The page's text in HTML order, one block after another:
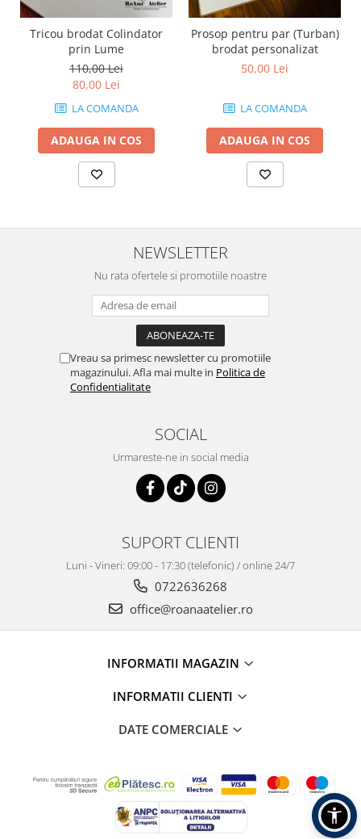
Tricou brodat Colindator
prin Lume
110,00 Lei
80,00 Lei
LA COMANDA
ADAUGA IN COS
Prosop pentru par (Turban)
brodat personalizat
50,00 Lei
LA COMANDA
ADAUGA IN COS
NEWSLETTER
Nu rata ofertele si promotiile noastre
Vreau sa primesc newsletter cu promotiile
magazinului. Afla mai multe in Politica de
Confidentialitate
SOCIAL
Urmareste-ne in social media
SUPORT CLIENTI
Luni - Vineri: 09:00 - 17:30 (telefonic) / online 24/7
0722636268
office@roanaatelier.ro
INFORMATII MAGAZIN
INFORMATII CLIENTI
DATE COMERCIALE